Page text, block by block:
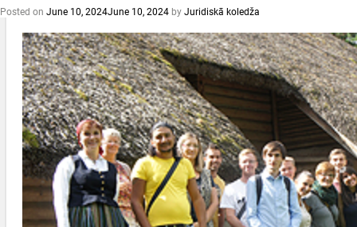
Posted on June 10, 2024June 10, 2024 by Juridiskā koledža